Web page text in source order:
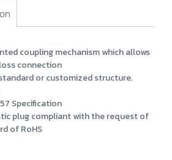
coupling mechanism which allows
connection
or customized structure.
Specification
plug compliant with the request of
of RoHS